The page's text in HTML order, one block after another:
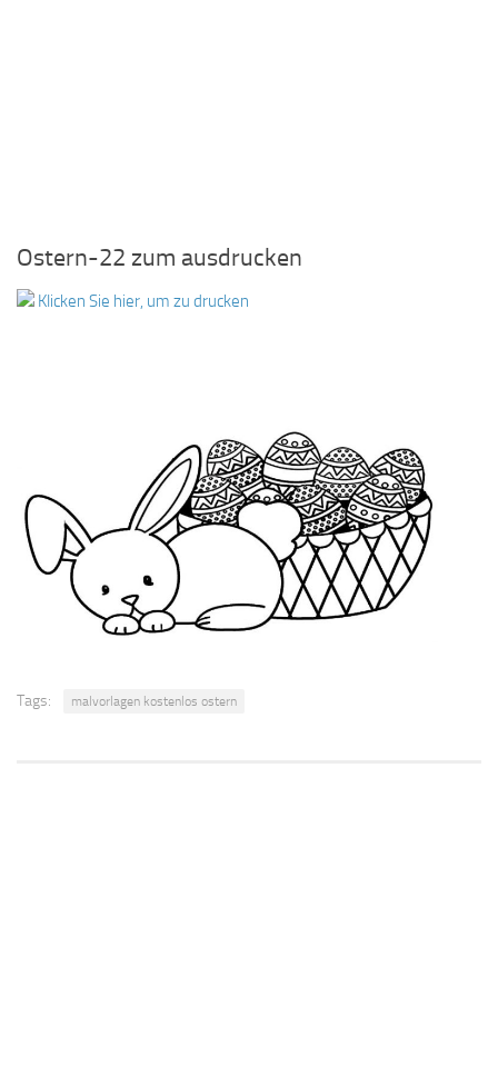
Ostern-22 zum ausdrucken
Klicken Sie hier, um zu drucken
Tags: malvorlagen kostenlos ostern